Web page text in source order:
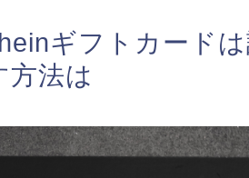
ギフトカード
方法は